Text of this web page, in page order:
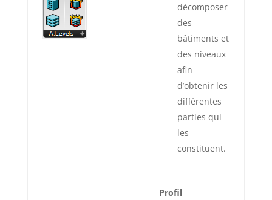
décomposer
des
bâtiments et
des niveaux
afin
d’obtenir les
différentes
parties qui
les
constituent.
Profil